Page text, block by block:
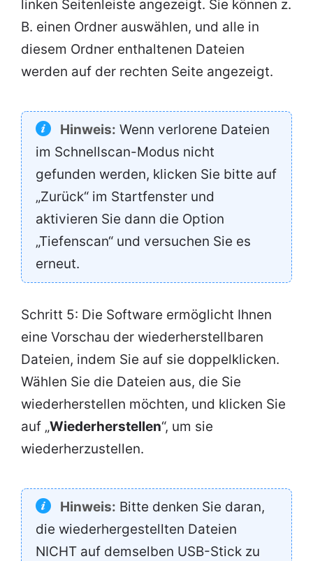
linken Seitenleiste angezeigt. Sie können z.
B. einen Ordner auswählen, und alle in
diesem Ordner enthaltenen Dateien
werden auf der rechten Seite angezeigt.
Hinweis: Wenn verlorene Dateien
im Schnellscan-Modus nicht
gefunden werden, klicken Sie bitte auf
„Zurück“ im Startfenster und
aktivieren Sie dann die Option
„Tiefenscan“ und versuchen Sie es
erneut.
Schritt 5: Die Software ermöglicht Ihnen
eine Vorschau der wiederherstellbaren
Dateien, indem Sie auf sie doppelklicken.
Wählen Sie die Dateien aus, die Sie
wiederherstellen möchten, und klicken Sie
auf „Wiederherstellen“, um sie
wiederherzustellen.
Hinweis: Bitte denken Sie daran,
die wiederhergestellten Dateien
NICHT auf demselben USB-Stick zu